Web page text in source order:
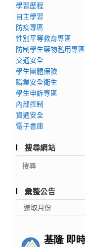
學習歷程
自主學習
防疫專區
性別平等教育專區
防制學生藥物濫用專區
交通安全
學生團體保險
職業安全衛生
學生申訴專區
內部控制
資通安全
電子書庫
搜尋網站
Search
for:
彙整公告
整
選取月份